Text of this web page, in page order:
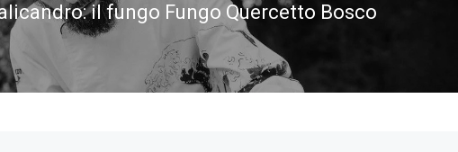
il fungo Fungo Quercetto Bosco